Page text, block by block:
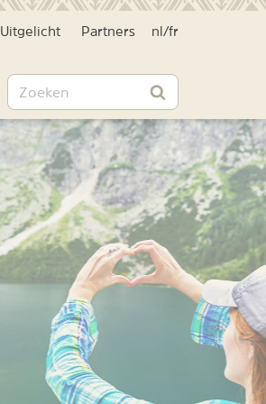
Uitgelicht Partners nl /fr
Zoeken
Zoeken